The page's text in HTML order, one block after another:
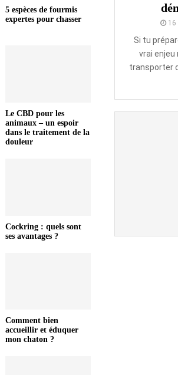
16
Si tu
vrai enjeu
transporter
5 espèces de fourmis
expertes pour chasser
Le CBD pour les
animaux – un espoir
dans le traitement de la
douleur
Cockring : quels sont
ses avantages ?
Comment bien
accueillir et éduquer
mon chaton ?